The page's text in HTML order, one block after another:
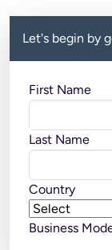
Let's begin by
First Name
Last Name
Country
Business